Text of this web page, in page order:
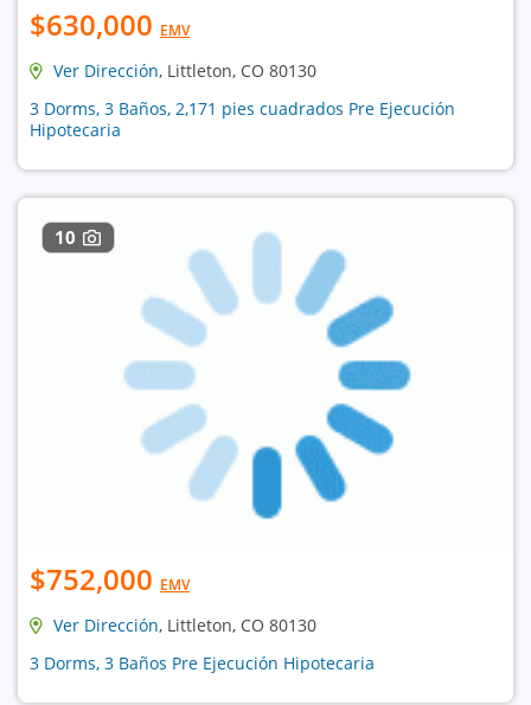
$630,000 EMV
Ver Dirección, Littleton, CO 80130
3 Dorms, 3 Baños, 2,171 pies cuadrados Pre Ejecución
Hipotecaria
10
$752,000 EMV
Ver Dirección, Littleton, CO 80130
3 Dorms, 3 Baños Pre Ejecución Hipotecaria